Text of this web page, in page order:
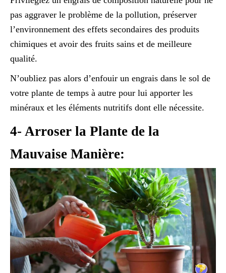
pas aggraver le problème de la pollution, préserver
l’environnement des effets secondaires des produits
chimiques et avoir des fruits sains et de meilleure
qualité.
N’oubliez pas alors d’enfouir un engrais dans le sol de
votre plante de temps à autre pour lui apporter les
minéraux et les éléments nutritifs dont elle nécessite.
4- Arroser la Plante de la
Mauvaise Manière: